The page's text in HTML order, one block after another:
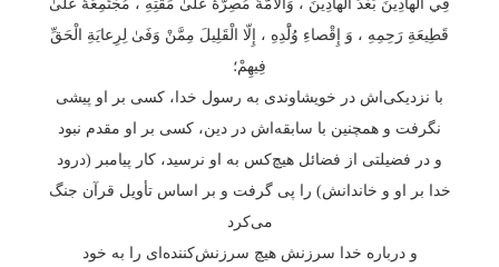
فِي الْهادِينَ بَعْدَ الْهادِينَ ، وَالْأُمَّةُ مُصِرَّةٌ عَلَىٰ مَقْتِهِ ، مُجْتَمِعَةٌ عَلَىٰ
قَطِيعَةِ رَحِمِهِ ، وَ إِقْصاءِ وُلَْدِهِ ، إِلّا الْقَلِيلَ مِمَّنْ وَفَىٰ لِرِعايَةِ الْحَقِّ
فِيهِمْ؛
با نزدیکی‌اش در خویشاوندی به رسول خدا، کسی بر او پیشی
نگرفت و همچنین با سابقه‌اش در دین، کسی بر او مقدم نبود
و در فضیلتی از فضائل هیچ‌کس به او نرسید، کار پیامبر (درود
خدا بر او و خاندانش) را پی گرفت و بر اساس تأویل قرآن جنگ
می‌کرد
و درباره خدا سرزنش هیچ سرزنش‌کننده‌ای را به خود